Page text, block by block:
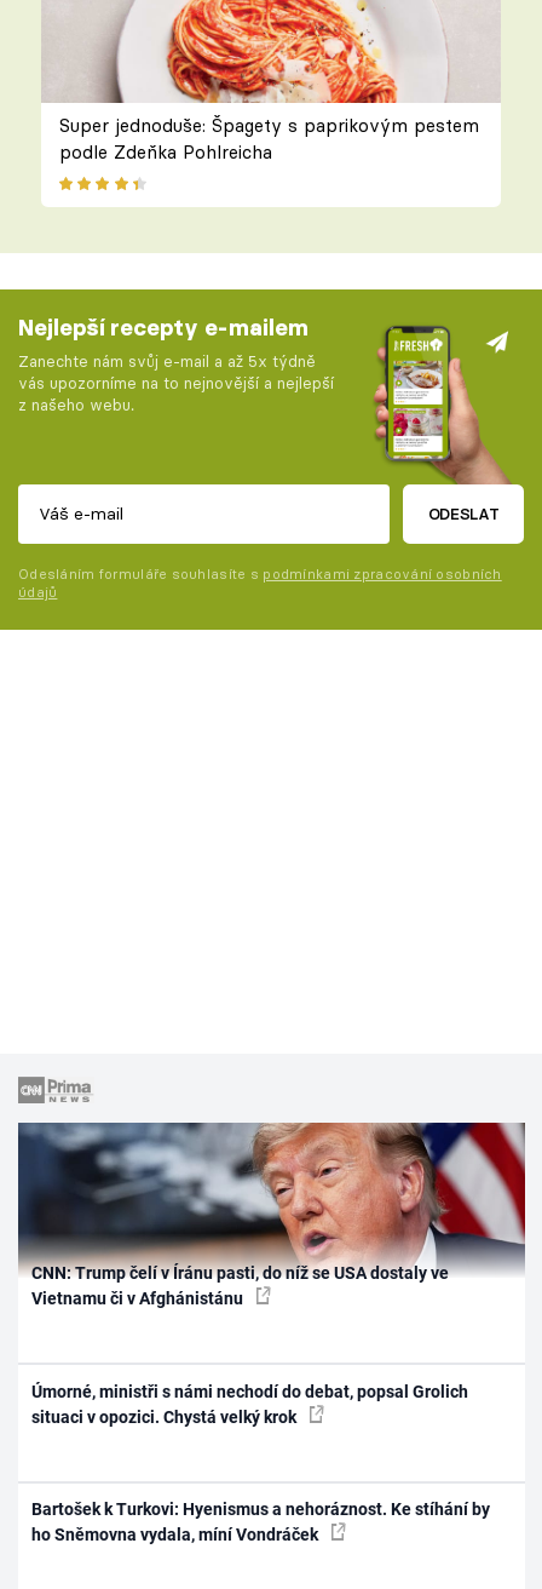
Super jednoduše: Špagety s paprikovým pestem
podle Zdeňka Pohlreicha
Nejlepší recepty e-mailem
Zanechte nám svůj e-mail a až 5x týdně
vás upozorníme na to nejnovější a nejlepší
z našeho webu.
ODESLAT
Odesláním formuláře souhlasíte s podmínkami zpracování osobních
údajů
CNN: Trump čelí v Íránu pasti, do níž se USA dostaly ve
Vietnamu či v Afghánistánu
Úmorné, ministři s námi nechodí do debat, popsal Grolich
situaci v opozici. Chystá velký krok
Bartošek k Turkovi: Hyenismus a nehoráznost. Ke stíhání by
ho Sněmovna vydala, míní Vondráček